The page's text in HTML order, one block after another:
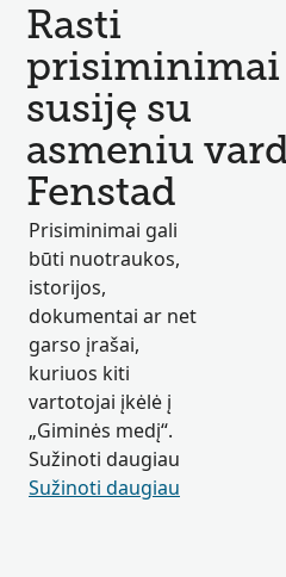
Rasti
prisiminimai
susiję su
asmeniu
Fenstad
Prisiminimai gali
būti nuotraukos,
istorijos,
dokumentai ar net
garso įrašai,
kuriuos kiti
vartotojai įkėlė į
„Giminės medį“.
Sužinoti daugiau
Sužinoti daugiau